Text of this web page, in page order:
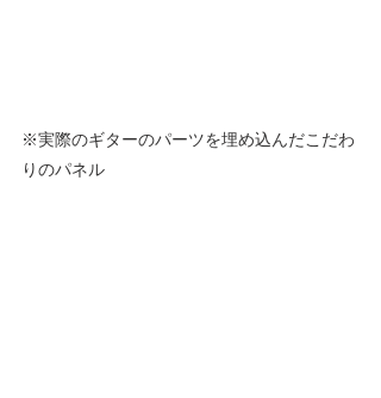
※実際のギターのパーツを埋め込んだこだわ
りのパネル